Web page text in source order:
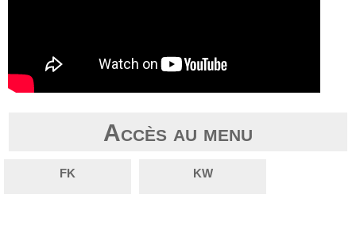
Accès au menu
FK KW